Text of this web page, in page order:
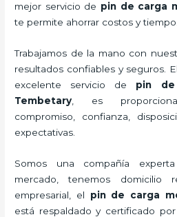
mejor servicio de pin de carga
te permite ahorrar costos y tiempo.
Trabajamos de la mano con
resultados confiables y seguros.
excelente servicio de pin
Tembetary , es
compromiso, confianza,
expectativas.
Somos una compañía
mercado, tenemos domicilio
empresarial, el pin de carga
está respaldado y certificado